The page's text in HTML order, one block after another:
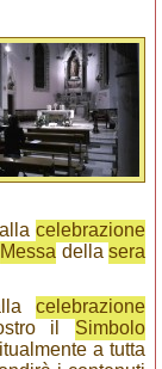
celebrazione
Messa della sera
celebrazione
il Simbolo
a tutta